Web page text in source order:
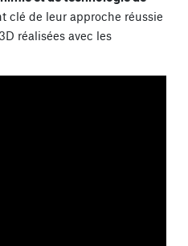
clé de leur approche réussie
réalisées avec les